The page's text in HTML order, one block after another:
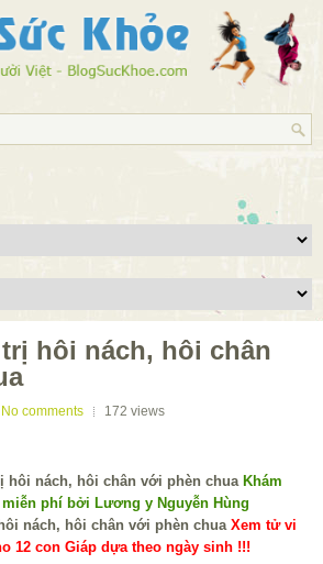
hôi nách, hôi chân
No comments 172 views
Khám
phí bởi Lương y Nguyễn Hùng
Xem tử vi
12 con Giáp dựa theo ngày sinh !!!